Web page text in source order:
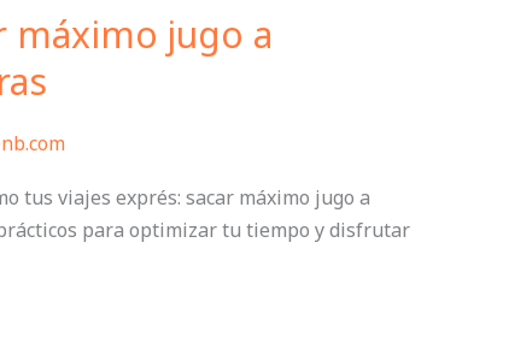
máximo jugo a
tus viajes exprés: sacar máximo jugo a
para optimizar tu tiempo y disfrutar